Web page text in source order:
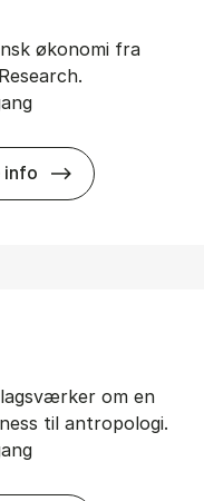
økonomi fra
info NBER wor­king
om en
til antropologi.